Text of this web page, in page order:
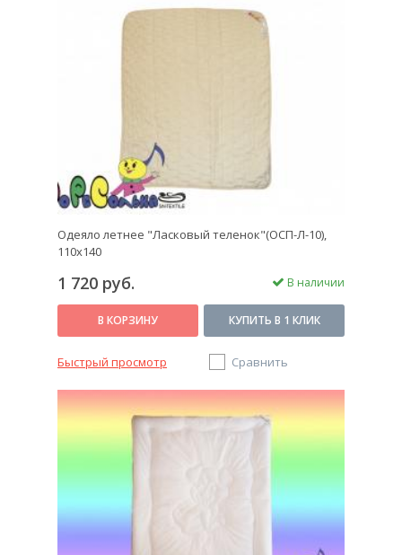
не будет давать нужные свойства.
принадлежностей с демократичной стоимостью и
приятными условиями для вашего сна. Заказывайте
качественное одеяло из сатина для Вашей спальни
или в качестве подарка.
Одеяло летнее "Ласковый теленок"(ОСП-Л-10),
110х140
1 720 руб. В наличии
В КОРЗИНУ КУПИТЬ В 1 КЛИК
Быстрый просмотр Сравнить